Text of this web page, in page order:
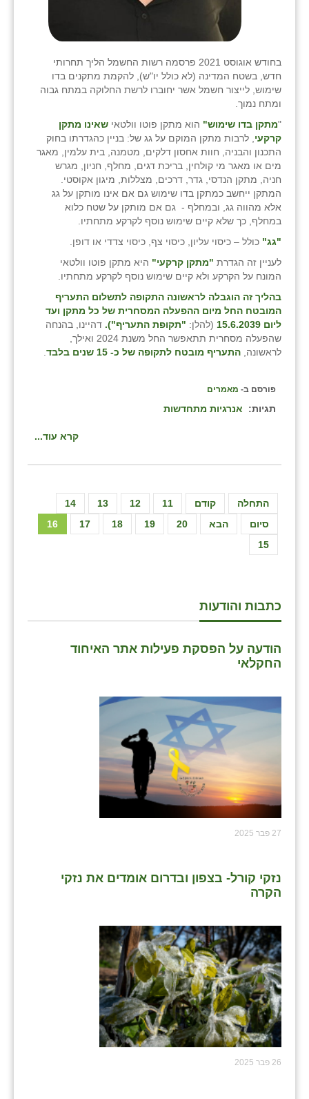
בחודש אוגוסט 2021 פרסמה רשות החשמל הליך תחרותי
חדש, בשטח המדינה (לא כולל יו"ש), להקמת מתקנים בדו
שימוש, לייצור חשמל אשר יחוברו לרשת החלוקה במתח גבוה
ומתח נמוך.
"מתקן בדו שימוש" הוא מתקן פוטו וולטאי שאינו מתקן
קרקעי , לרבות מתקן המוקם על גג של: בניין כהגדרתו בחוק
התכנון והבניה, חוות אחסון דלקים, מטמנה, בית עלמין, מאגר
מים או מאגר מי קולחין, בריכת דגים, מחלף, חניון, מגרש
חניה, מתקן הנדסי, גדר, דרכים, מצללות, מיגון אקוסטי.
המתקן ייחשב כמתקן בדו שימוש גם אם אינו מותקן על גג
אלא מהווה גג, ובמחלף - גם אם מותקן על שטח כלוא
במחלף, כך שלא קיים שימוש נוסף לקרקע מתחתיו.
"גג" כולל – כיסוי עליון, כיסוי צף, כיסוי צדדי או דופן.
לעניין זה הגדרת "מתקן קרקעי" היא מתקן פוטו וולטאי
המונח על הקרקע ולא קיים שימוש נוסף לקרקע מתחתיו.
בהליך זה הוגבלה לראשונה התקופה לתשלום התעריף
המובטח החל מיום ההפעלה המסחרית של כל מתקן ועד
ליום 15.6.2039
(להלן: "תקופת התעריף"). דהיינו, בהנחה
שהפעלה מסחרית תתאפשר החל משנת 2024 ואילך,
לראשונה, התעריף מובטח לתקופה של כ- 15 שנים בלבד
פורסם ב- מאמרים
תגיות: אנרגיות מתחדשות
קרא עוד...
התחלה קודם 11
12
13
14
15
16 17 18 19 20 הבא סיום
כתבות והודעות
הודעה על הפסקת פעילות אתר האיחוד
החקלאי
27 פבר 2025
נזקי קורל- בצפון ובדרום אומדים את נזקי
הקרה
26 פבר 2025